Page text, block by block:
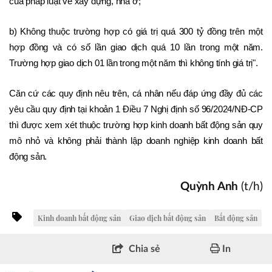
b) Không thuộc trường hợp có giá trị quá 300 tỷ đồng trên một
hợp đồng và có số lần giao dịch quá 10 lần trong một năm.
Trường hợp giao dịch 01 lần trong một năm thì không tính giá trị".
Căn cứ các quy định nêu trên, cá nhân nếu đáp ứng đầy đủ các
yêu cầu quy định tại khoản 1 Điều 7 Nghị định số 96/2024/NĐ-CP
thì được xem xét thuộc trường hợp kinh doanh bất động sản quy
mô nhỏ và không phải thành lập doanh nghiệp kinh doanh bất
động sản.
Quỳnh Anh (t/h)
Kinh doanh bất động sản Giao dịch bất động sản Bất động sản
Chia sẻ In